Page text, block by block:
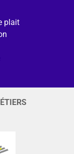
plait